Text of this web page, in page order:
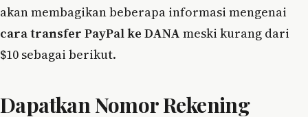
akan membagikan beberapa informasi mengenai
cara transfer PayPal ke DANA meski kurang dari
$10 sebagai berikut.
Dapatkan Nomor Rekening